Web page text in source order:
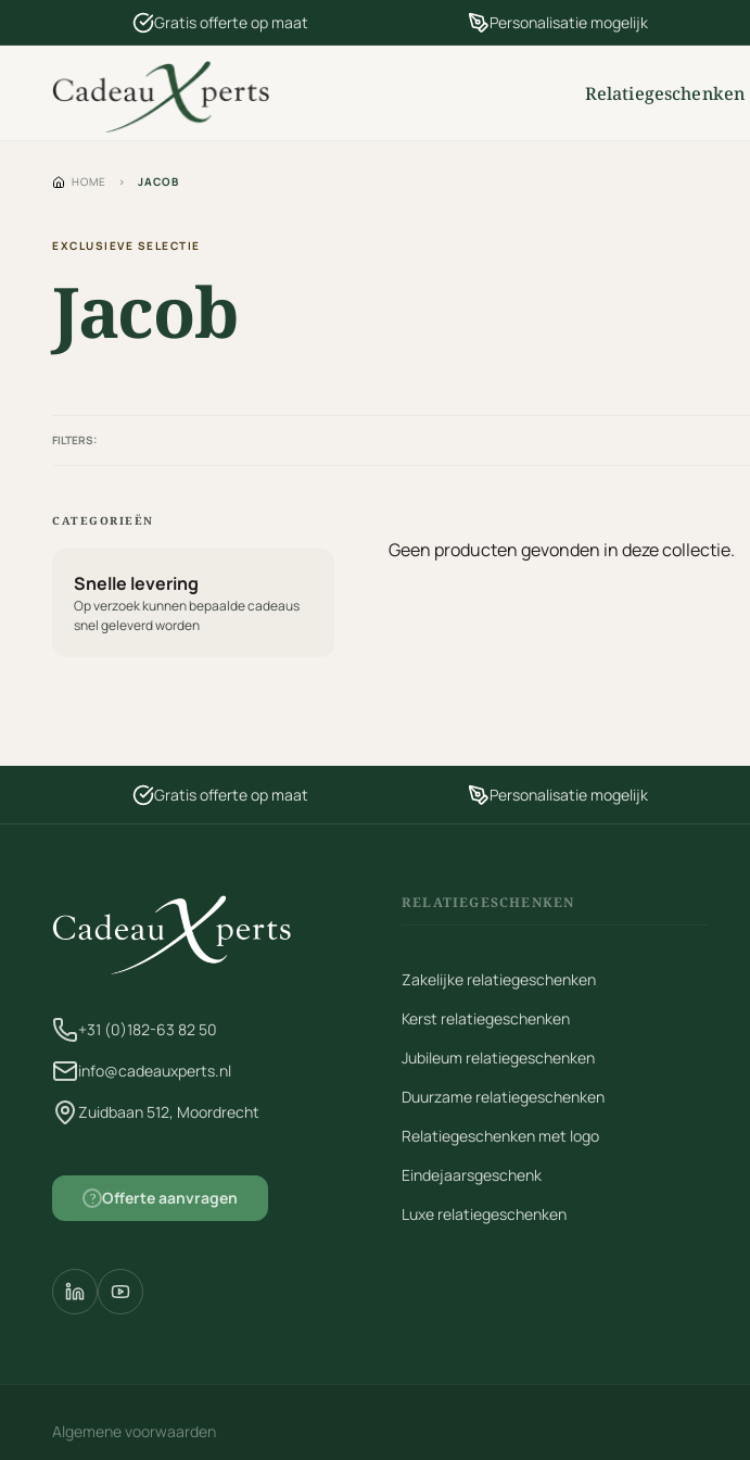
Gratis offerte op maat Personalisatie mogelijk
Relatiegeschenken
HOME › JACOB
EXCLUSIEVE SELECTIE
Jacob
FILTERS:
CATEGORIEËN
Snelle levering
Op verzoek kunnen bepaalde cadeaus
snel geleverd worden
Geen producten gevonden in deze collectie.
Gratis offerte op maat Personalisatie mogelijk
+31 (0)182-63 82 50
info@cadeauxperts.nl
Zuidbaan 512, Moordrecht
? Offerte aanvragen
RELATIEGESCHENKEN
Zakelijke relatiegeschenken
Kerst relatiegeschenken
Jubileum relatiegeschenken
Duurzame relatiegeschenken
Relatiegeschenken met logo
Eindejaarsgeschenk
Luxe relatiegeschenken
Algemene voorwaarden